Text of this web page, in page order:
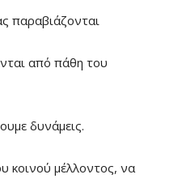
παραβιάζονται
από πάθη του
δυνάμεις.
κοινού μέλλοντος, να